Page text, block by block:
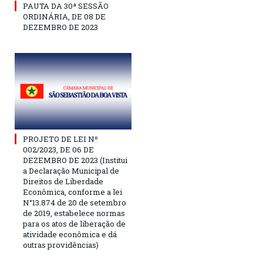
PAUTA DA 30ª SESSÃO
ORDINÁRIA, DE 08 DE
DEZEMBRO DE 2023
PROJETO DE LEI Nº
002/2023, DE 06 DE
DEZEMBRO DE 2023 (Institui
a Declaração Municipal de
Direitos de Liberdade
Econômica, conforme a lei
N°13.874 de 20 de setembro
de 2019, estabelece normas
para os atos de liberação de
atividade econômica e dá
outras providências)